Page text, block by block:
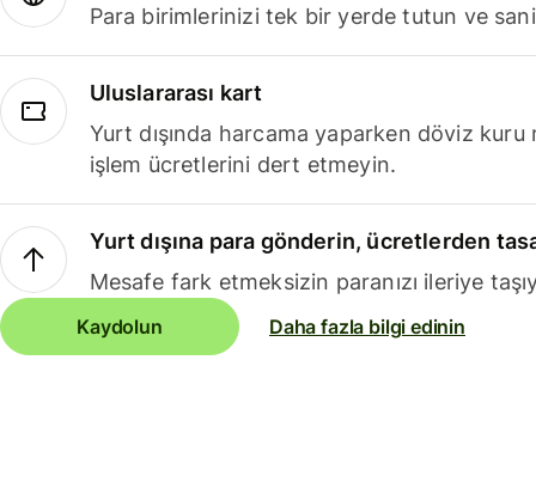
Para birimlerinizi tek bir yerde tutun ve
Uluslararası kart
Yurt dışında harcama yaparken döviz kuru
işlem ücretlerini dert etmeyin.
Yurt dışına para gönderin, ücretlerden
Mesafe fark etmeksizin paranızı ileriye
Kaydolun Daha fazla bilgi edinin